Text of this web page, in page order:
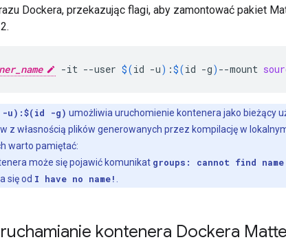
Dockera, przekazując flagi, aby zamontować pakiet
-it --user $(id -u) :$(id -g) --mount
-u):$(id -g) umożliwia uruchomienie kontenera jako bieżący
z własnością plików generowanych przez kompilację w
warto pamiętać:
może się pojawić komunikat groups: cannot find
się od I have no name!
kontenera Dockera